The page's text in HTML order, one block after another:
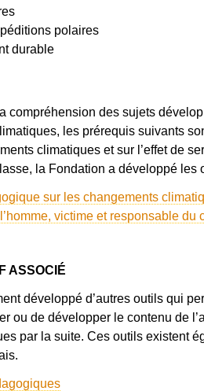
polaires
durable
compréhension des sujets
les prérequis suivants
climatiques et sur l’effet de
la Fondation a développé les
sur les changements
victime et responsable du
ASSOCIÉ
développé d’autres outils qui
ou de développer le contenu de
par la suite. Ces outils existent